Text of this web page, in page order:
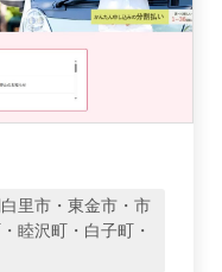
里市・東金市・市
睦沢町・白子町・